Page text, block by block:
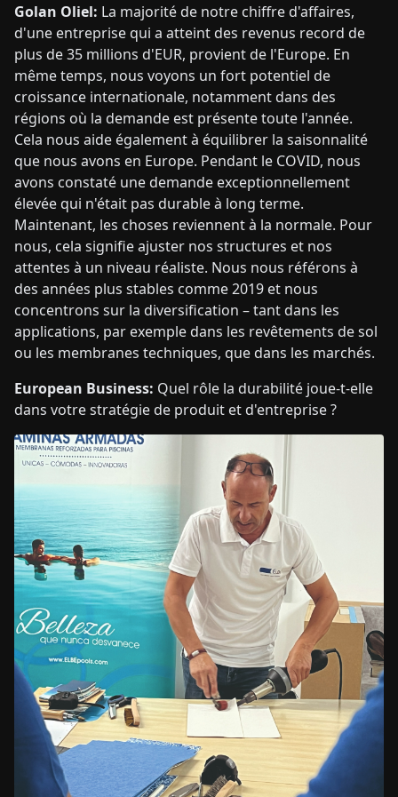
Golan Oliel: La majorité de notre chiffre d'affaires,
d'une entreprise qui a atteint des revenus record de
plus de 35 millions d'EUR, provient de l'Europe. En
même temps, nous voyons un fort potentiel de
croissance internationale, notamment dans des
régions où la demande est présente toute l'année.
Cela nous aide également à équilibrer la saisonnalité
que nous avons en Europe. Pendant le COVID, nous
avons constaté une demande exceptionnellement
élevée qui n'était pas durable à long terme.
Maintenant, les choses reviennent à la normale. Pour
nous, cela signifie ajuster nos structures et nos
attentes à un niveau réaliste. Nous nous référons à
des années plus stables comme 2019 et nous
concentrons sur la diversification – tant dans les
applications, par exemple dans les revêtements de sol
ou les membranes techniques, que dans les marchés.
European Business: Quel rôle la durabilité joue-t-elle
dans votre stratégie de produit et d'entreprise ?